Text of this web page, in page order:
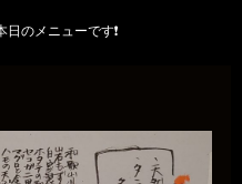
日のメニューです❗